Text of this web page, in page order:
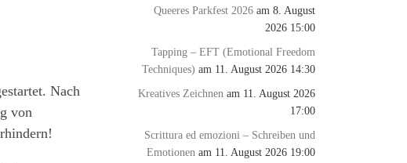
Nach
von
Queeres Parkfest 2026 am 8. August
2026 15:00
Tapping – EFT (Emotional Freedom
Techniques) am 11. August 2026 14:30
Kreatives Zeichnen am 11. August 2026
17:00
Scrittura ed emozioni – Schreiben und
Emotionen am 11. August 2026 19:00